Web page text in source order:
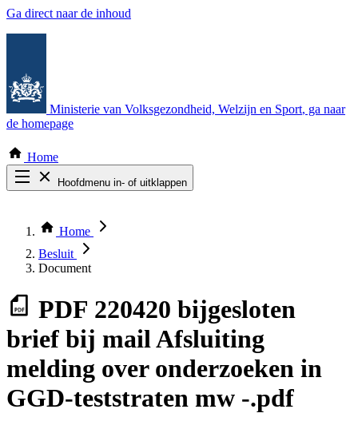
Ga direct naar de inhoud
Ministerie van Volksgezondheid, Welzijn en Sport, ga naar
de homepage
Home
Hoofdmenu in- of uitklappen
Thema COVID-19
Bekijk per bestuursorgaan
Home
Besluit
Document
PDF 220420 bijgesloten
brief bij mail Afsluiting
melding over onderzoeken in
GGD-teststraten mw -.pdf